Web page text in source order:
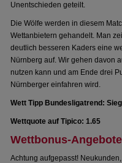
Unentschieden geteilt.
Die Wölfe werden in diesem
Wettanbietern gehandelt. Man
deutlich besseren Kaders eine
Nürnberg auf. Wir gehen davon
nutzen kann und am Ende drei
Nürnberger einfahren wird.
Wett Tipp Bundesligatrend:
Wettquote auf Tipico: 1.65
Wettbonus-
Achtung aufgepasst!